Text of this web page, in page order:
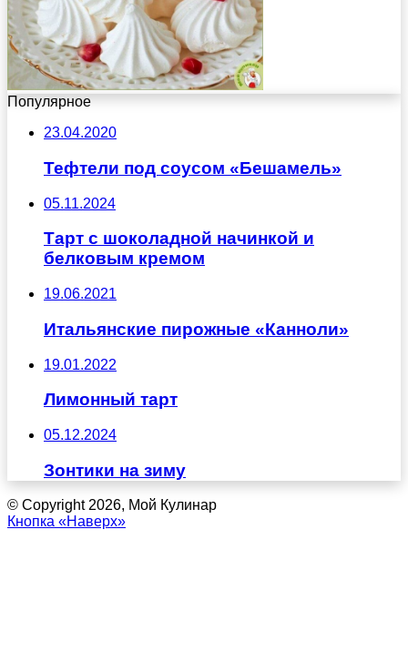
Популярное
23.04.2020
Тефтели под соусом «Бешамель»
05.11.2024
Тарт с шоколадной начинкой и
белковым кремом
19.06.2021
Итальянские пирожные «Канноли»
19.01.2022
Лимонный тарт
05.12.2024
Зонтики на зиму
© Copyright 2026, Мой Кулинар
Кнопка «Наверх»